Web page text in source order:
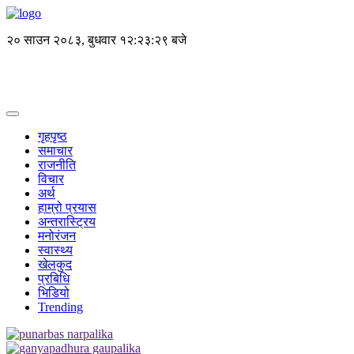
२० साउन २०८३, बुधवार १२:२३:२९ बजे
गृहपृष्ठ
समाचार
राजनीति
विचार
अर्थ
हाम्रो प्रयास
अन्तरास्ट्रिय
मनोरंजन
स्वास्थ्य
खेलकुद
प्रबिधि
भिडियो
Trending